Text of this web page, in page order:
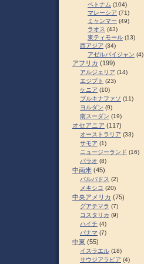
ベトナム (104)
マレーシア (71)
ミャンマー (49)
ラオス (43)
東ティモール (13)
西アジア (34)
アゼルバイジャン (4)
アフリカ (199)
アルジェリア (14)
エジプト (23)
ケニア (10)
ブルキナファソ (11)
ヨルダン (9)
南スーダン (19)
オセアニア (117)
オーストラリア (33)
サモア (1)
ニュージーランド (16)
パラオ (8)
中南米 (45)
バルバドス (2)
メキシコ (20)
中央アメリカ (75)
グアテマラ (7)
コスタリカ (9)
ハイチ (4)
パナマ (7)
中東 (55)
イスラエル (18)
サウジアラビア (4)